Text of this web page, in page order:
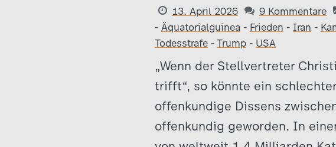
13. April 2026 9 Kommentare
- Äquatorialguinea - Frieden - Iran -
Todesstrafe - Trump - USA
„Wenn der Stellvertreter
trifft“, so könnte ein
offenkundige Dissens
offenkundig geworden. In